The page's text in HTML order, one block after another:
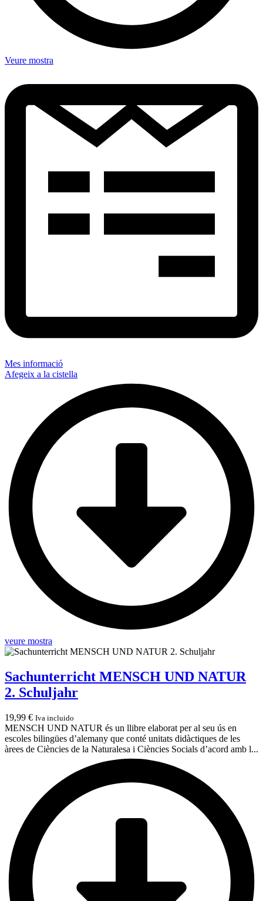
Veure mostra
Mes informació
Afegeix a la cistella
veure mostra
Sachunterricht MENSCH UND NATUR
2. Schuljahr
19,99 € Iva incluido
MENSCH UND NATUR és un llibre elaborat per al seu ús en
escoles bilingües d’alemany que conté unitats didàctiques de les
àrees de Ciències de la Naturalesa i Ciències Socials d’acord amb l...